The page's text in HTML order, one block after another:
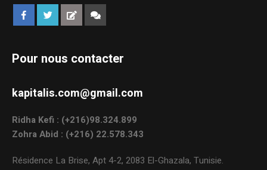
Pour nous contacter
kapitalis.com@gmail.com
Ridha Kefi : (+216)98.324.899
Zohra Abid : (+216) 22.578.343
Résidence La Brise, Apt 4-2, 2083 El-Ghazala, Tunisie.